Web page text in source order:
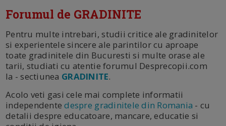
Forumul de GRADINITE
Pentru multe intrebari, studii critice ale gradinitelor
si experientele sincere ale parintilor cu aproape
toate gradinitele din Bucuresti si multe orase ale
tarii, studiati cu atentie forumul Desprecopii.com
la - sectiunea GRADINITE.
Acolo veti gasi cele mai complete informatii
independentedespre gradinitele din Romania - cu
detalii despre educatoare, mancare, educatie si